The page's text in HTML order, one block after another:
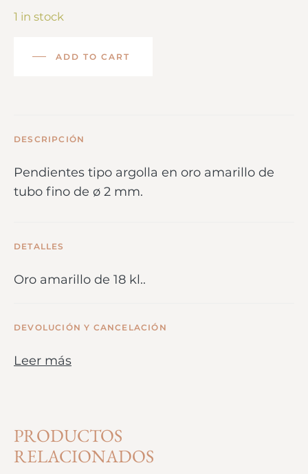
1 in stock
ADD TO CART
DESCRIPCIÓN
Pendientes tipo argolla en oro amarillo de
tubo fino de ø 2 mm.
DETALLES
Oro amarillo de 18 kl..
DEVOLUCIÓN Y CANCELACIÓN
Leer más
PRODUCTOS
RELACIONADOS